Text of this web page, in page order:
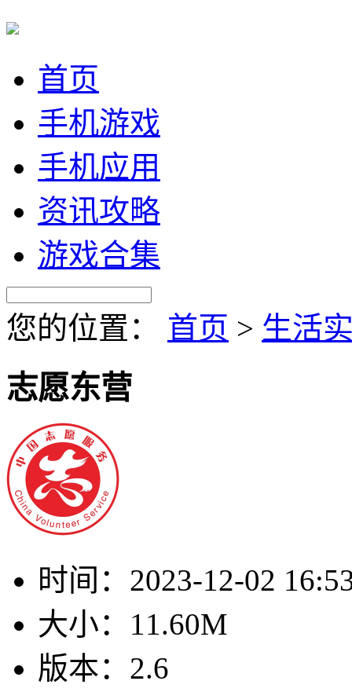
首页
手机游戏
手机应用
资讯攻略
游戏合集
您的位置： 首页 > 生活
志愿东营
时间： 2023-12-02
大小： 11.60M
版本： 2.6